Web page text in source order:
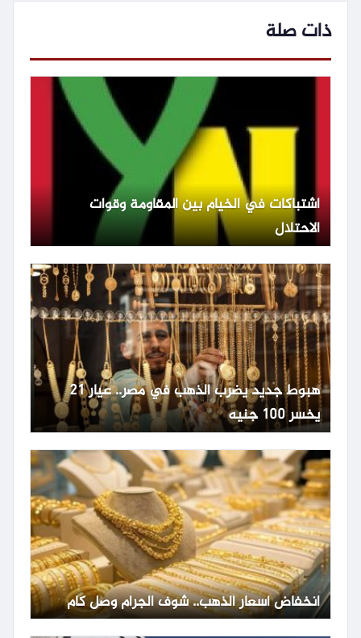
ذات صلة
اشتباكات في الخيام بين المقاومة وقوات
الاحتلال
هبوط جديد يضرب الذهب في مصر.. عيار 21
يخسر 100 جنيه
انخفاض أسعار الذهب.. شوف الجرام وصل كام